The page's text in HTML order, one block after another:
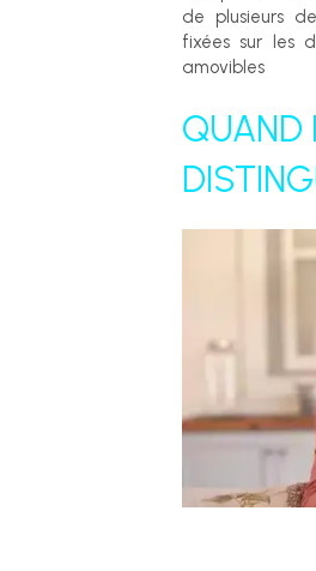
de plusieurs
fixées sur les
amovibles
QUAND